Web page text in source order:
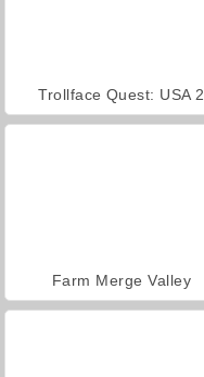
Trollface Quest: USA 2
Farm Merge Valley